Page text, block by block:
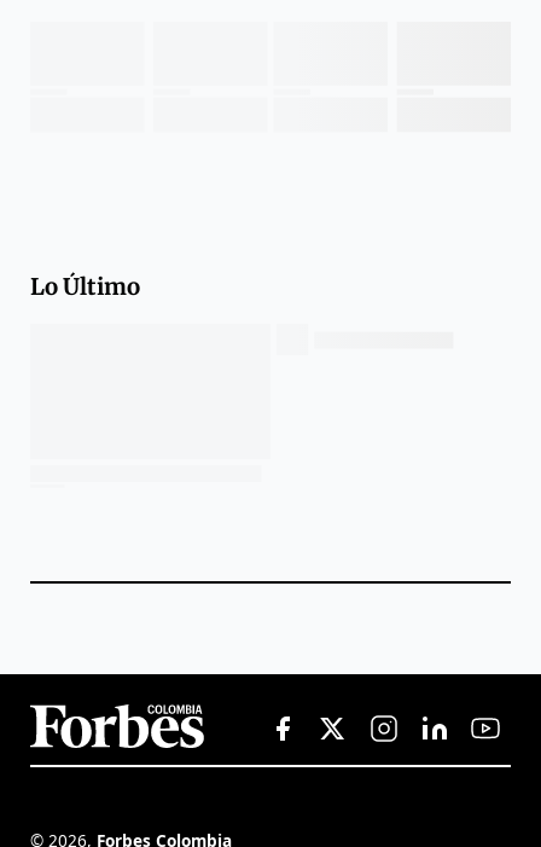
Lo Último
© 2026, Forbes Colombia